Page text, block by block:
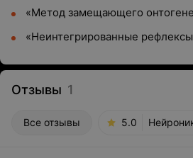
«Метод замещающего
«Неинтегрированные
Отзывы 1
Все отзывы 5.0